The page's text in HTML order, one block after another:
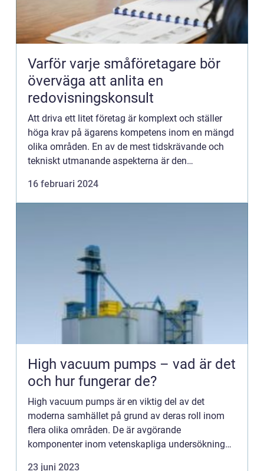
Varför varje småföretagare bör
överväga att anlita en
redovisningskonsult
Att driva ett litet företag är komplext och ställer
höga krav på ägarens kompetens inom en mängd
olika områden. En av de mest tidskrävande och
tekniskt utmanande aspekterna är den
16 februari 2024
High vacuum pumps – vad är det
och hur fungerar de?
High vacuum pumps är en viktig del av det
moderna samhället på grund av deras roll inom
flera olika områden. De är avgörande
komponenter inom vetenskapliga undersökningar,
23 juni 2023